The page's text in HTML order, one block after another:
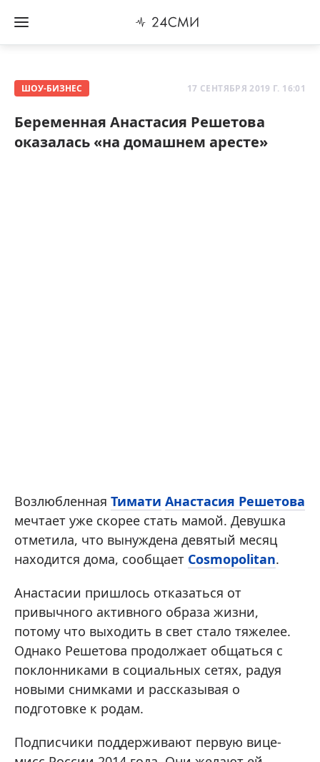
ШОУ-БИЗНЕС 17 СЕНТЯБРЯ 2019 Г. 16:01
Беременная Анастасия Решетова
оказалась «на домашнем аресте»
Возлюбленная Тимати Анастасия Решетова
мечтает уже скорее стать мамой. Девушка
отметила, что вынуждена девятый месяц
находится дома, сообщает Cosmopolitan.
Анастасии пришлось отказаться от
привычного активного образа жизни,
потому что выходить в свет стало тяжелее.
Однако Решетова продолжает общаться с
поклонниками в социальных сетях, радуя
новыми снимками и рассказывая о
подготовке к родам.
Подписчики поддерживают первую вице-